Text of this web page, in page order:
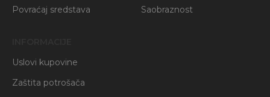
Povraćaj sredstava
Saobraznost
Uslovi kupovine
Zaštita potrošača